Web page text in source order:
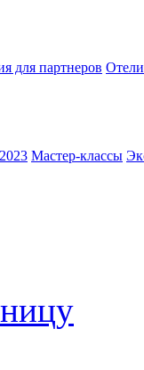
для партнеров
Мастер-классы